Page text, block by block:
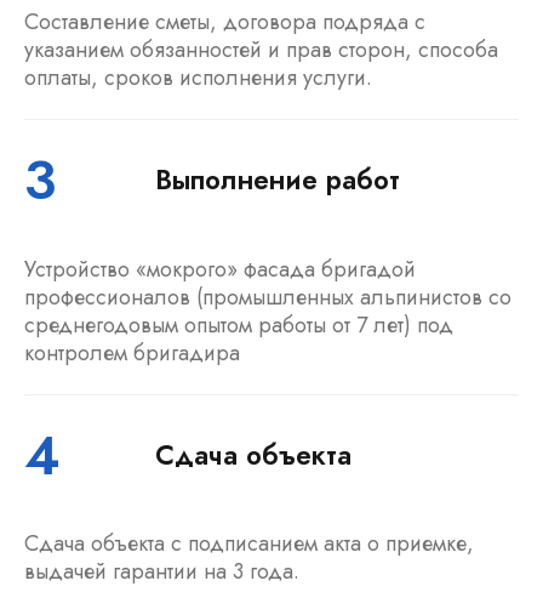
Составление сметы, договора подряда с
указанием обязанностей и прав сторон, способа
оплаты, сроков исполнения услуги.
3 Выполнение работ
Устройство «мокрого» фасада бригадой
профессионалов (промышленных альпинистов со
среднегодовым опытом работы от 7 лет) под
контролем бригадира
4 Сдача объекта
Сдача объекта с подписанием акта о приемке,
выдачей гарантии на 3 года.